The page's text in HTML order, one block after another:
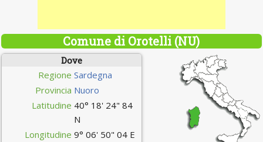
Comune di Orotelli (NU)
Dove
Regione Sardegna
Provincia Nuoro
Latitudine 40° 18' 24" 84
N
Longitudine 9° 06' 50" 04 E